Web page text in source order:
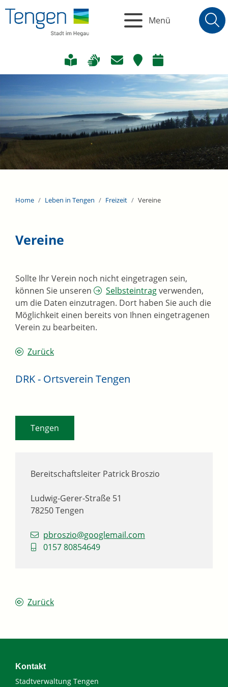
Menü
Home Leben in Tengen Freizeit Vereine
Vereine
Sollte Ihr Verein noch nicht eingetragen sein,
können Sie unseren
Selbsteintragverwenden,
um die Daten einzutragen. Dort haben Sie auch die
Möglichkeit einen bereits von Ihnen eingetragenen
Verein zu bearbeiten.
Zurück
DRK - Ortsverein Tengen
Bereitschaftsleiter Patrick Broszio
Ludwig-Gerer-Straße 51
78250Tengen
pbroszio@googlemail.com
0157 80854649
Tengen
Zurück
Kontakt
Stadtverwaltung Tengen